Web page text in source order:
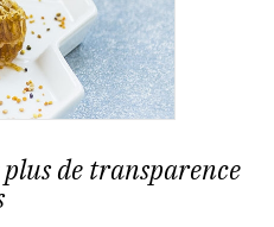
de transparence